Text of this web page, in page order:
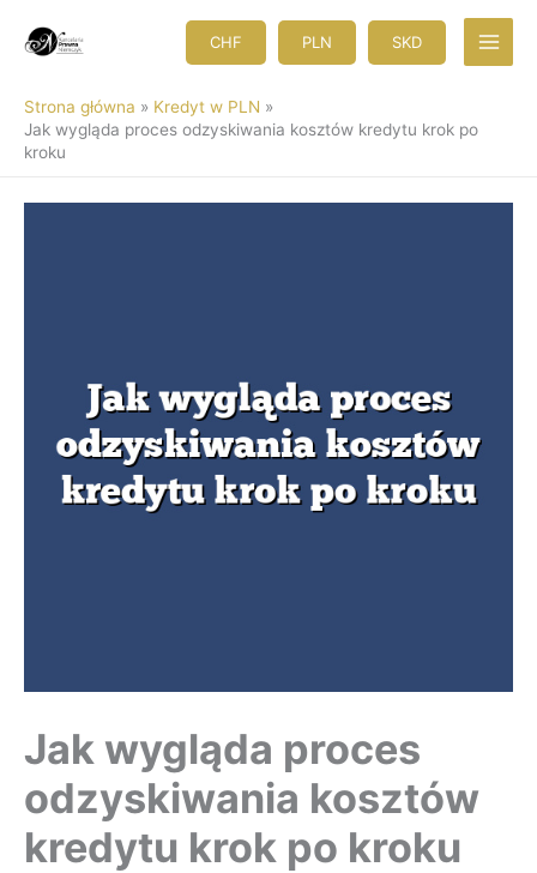
CHF PLN SKD
Strona główna
Kredyt w PLN
Jak wygląda proces odzyskiwania kosztów kredytu krok po
kroku
Jak wygląda proces
odzyskiwania kosztów
kredytu krok po kroku